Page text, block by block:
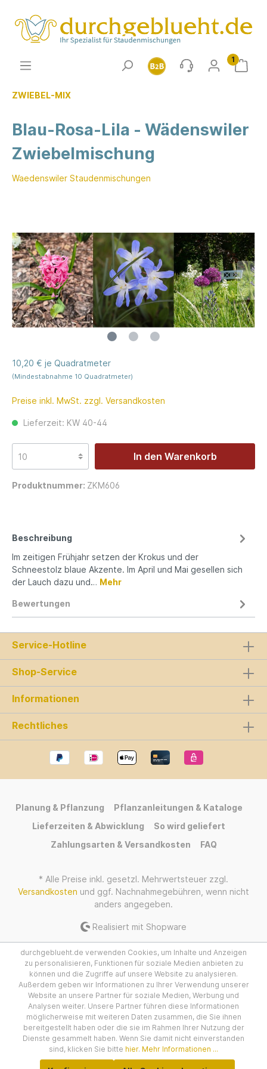
1
ZWIEBEL-MIX
Blau-Rosa-Lila - Wädenswiler
Zwiebelmischung
Waedenswiler Staudenmischungen
10,20 € je Quadratmeter
(Mindestabnahme 10 Quadratmeter)
Preise inkl. MwSt. zzgl. Versandkosten
Lieferzeit: KW 40-44
In den Warenkorb
Produktnummer: ZKM606
Beschreibung
Im zeitigen Frühjahr setzen der Krokus und der
Schneestolz blaue Akzente. Im April und Mai gesellen sich
der Lauch dazu und… Mehr
Bewertungen
Service-Hotline
Shop-Service
Informationen
Rechtliches
Planung & Pflanzung
Pflanzanleitungen & Kataloge
Lieferzeiten & Abwicklung
So wird geliefert
Zahlungsarten & Versandkosten
FAQ
* Alle Preise inkl. gesetzl. Mehrwertsteuer zzgl.
Versandkosten und ggf. Nachnahmegebühren, wenn nicht
anders angegeben.
Realisiert mit Shopware
durchgeblueht.de verwenden Cookies, um Inhalte und Anzeigen
zu personalisieren, Funktionen für soziale Medien anbieten zu
können und die Zugriffe auf unsere Website zu analysieren.
Außerdem geben wir Informationen zu Ihrer Verwendung unserer
Website an unsere Partner für soziale Medien, Werbung und
Analysen weiter. Unsere Partner führen diese Informationen
möglicherweise mit weiteren Daten zusammen, die Sie ihnen
bereitgestellt haben oder die sie im Rahmen Ihrer Nutzung der
Dienste gesammelt haben. Wenn Sie damit nicht einverstanden
sind, klicken Sie bitte hier. Mehr Informationen ...